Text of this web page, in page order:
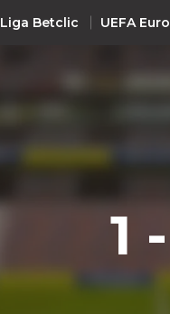
Liga Betclic UEFA
Premier League
Bundesliga
1